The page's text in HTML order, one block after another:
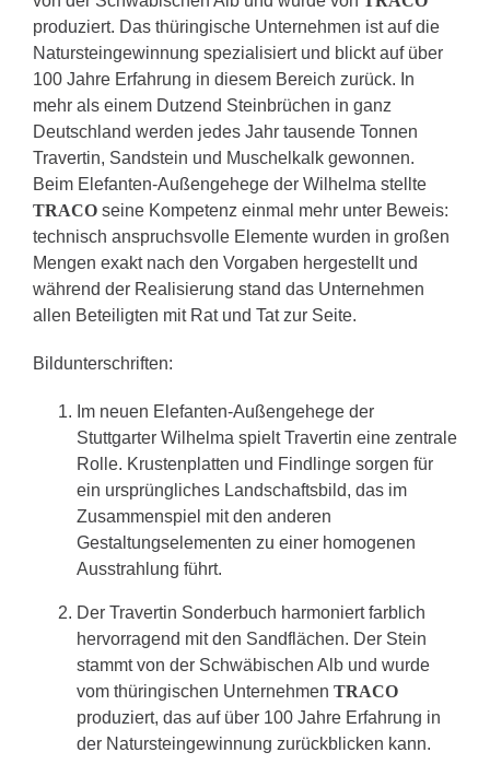
produziert. Das thüringische Unternehmen ist auf die
Natursteingewinnung spezialisiert und blickt auf über
100 Jahre Erfahrung in diesem Bereich zurück. In
mehr als einem Dutzend Steinbrüchen in ganz
Deutschland werden jedes Jahr tausende Tonnen
Travertin, Sandstein und Muschelkalk gewonnen.
Beim Elefanten-Außengehege der Wilhelma stellte
TRACO seine Kompetenz einmal mehr unter Beweis:
technisch anspruchsvolle Elemente wurden in großen
Mengen exakt nach den Vorgaben hergestellt und
während der Realisierung stand das Unternehmen
allen Beteiligten mit Rat und Tat zur Seite.
Bildunterschriften:
Im neuen Elefanten-Außengehege der
Stuttgarter Wilhelma spielt Travertin eine zentrale
Rolle. Krustenplatten und Findlinge sorgen für
ein ursprüngliches Landschaftsbild, das im
Zusammenspiel mit den anderen
Gestaltungselementen zu einer homogenen
Ausstrahlung führt.
Der Travertin Sonderbuch harmoniert farblich
hervorragend mit den Sandflächen. Der Stein
stammt von der Schwäbischen Alb und wurde
vom thüringischen Unternehmen TRACO
produziert, das auf über 100 Jahre Erfahrung in
der Natursteingewinnung zurückblicken kann.